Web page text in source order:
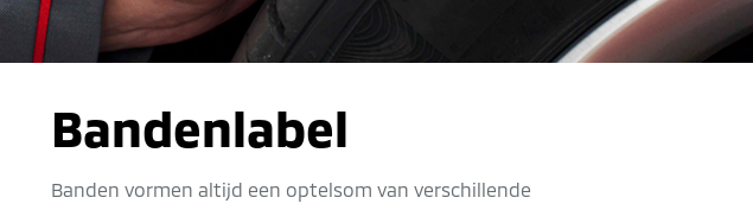
Bandenlabel
Banden vormen altijd een optelsom van verschillende